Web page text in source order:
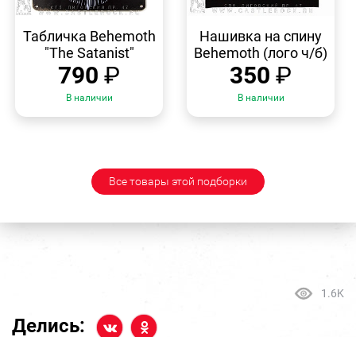
ПРОСМОТР
Табличка Behemoth
"The Satanist"
790 ₽
В наличии
ПРОСМОТР
Нашивка на спину
Behemoth (лого ч/б)
350 ₽
В наличии
Все товары этой подборки
1.6K
Делись: